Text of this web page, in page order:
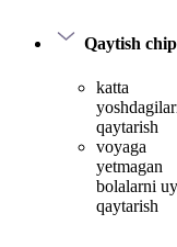
Qaytish
katta
qaytarish
voyaga
yetmagan
bolalarni
qaytarish